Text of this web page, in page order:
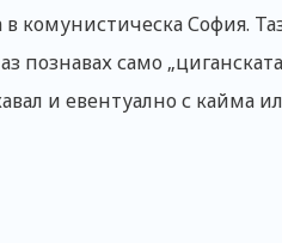
комунистическа София.
познавах само
и евентуално с кайма